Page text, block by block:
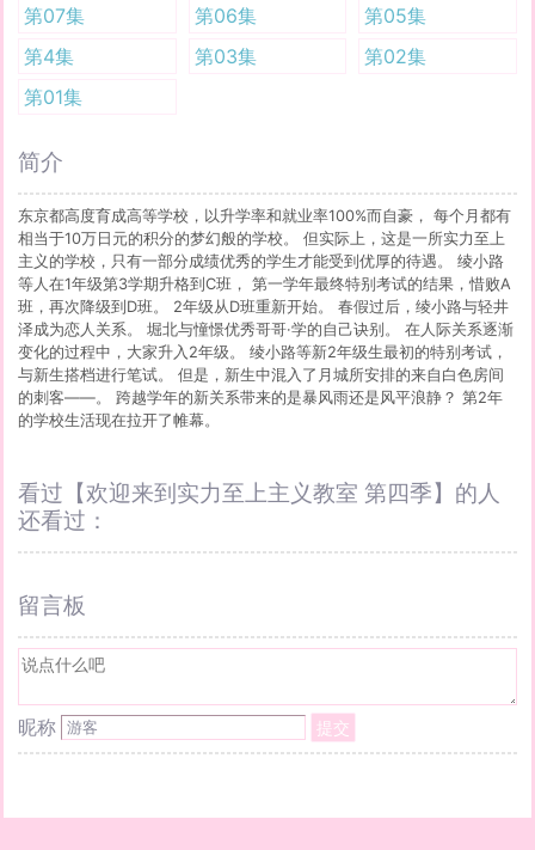
第07集
第06集
第05集
第4集
第03集
第02集
第01集
简介
东京都高度育成高等学校，以升学率和就业率100%而自豪， 每个月都有
相当于10万日元的积分的梦幻般的学校。 但实际上，这是一所实力至上
主义的学校，只有一部分成绩优秀的学生才能受到优厚的待遇。 绫小路
等人在1年级第3学期升格到C班， 第一学年最终特别考试的结果，惜败A
班，再次降级到D班。 2年级从D班重新开始。 春假过后，绫小路与轻井
泽成为恋人关系。 堀北与憧憬优秀哥哥·学的自己诀别。 在人际关系逐渐
变化的过程中，大家升入2年级。 绫小路等新2年级生最初的特别考试，
与新生搭档进行笔试。 但是，新生中混入了月城所安排的来自白色房间
的刺客——。 跨越学年的新关系带来的是暴风雨还是风平浪静？ 第2年
的学校生活现在拉开了帷幕。
看过【欢迎来到实力至上主义教室 第四季】的人
还看过：
留言板
昵称 提交